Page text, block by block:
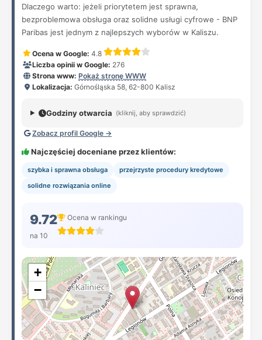
Dlaczego warto: jeżeli priorytetem jest sprawna,
bezproblemowa obsługa oraz solidne usługi cyfrowe - BNP
Paribas jest jednym z najlepszych wyborów w Kaliszu.
Ocena w Google: 4.8
Liczba opinii w Google: 276
Strona www: Pokaż stronę WWW
Lokalizacja: Górnośląska 58, 62-800 Kalisz
Godziny otwarcia (kliknij, aby sprawdzić)
Zobacz profil Google →
Najczęściej doceniane przez klientów:
szybka i sprawna obsługa
przejrzyste procedury kredytowe
solidne rozwiązania online
9.72
na 10
Ocena w rankingu
+
−